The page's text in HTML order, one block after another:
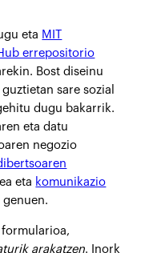
eta MIT
errepositorio
Bost diseinu
sare sozial
dugu bakarrik.
eta datu
negozio
eta komunikazio
genuen.
formularioa,
arakatzen. Inork